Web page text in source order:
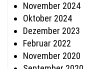
November 2024
Oktober 2024
Dezember 2023
Februar 2022
November 2020